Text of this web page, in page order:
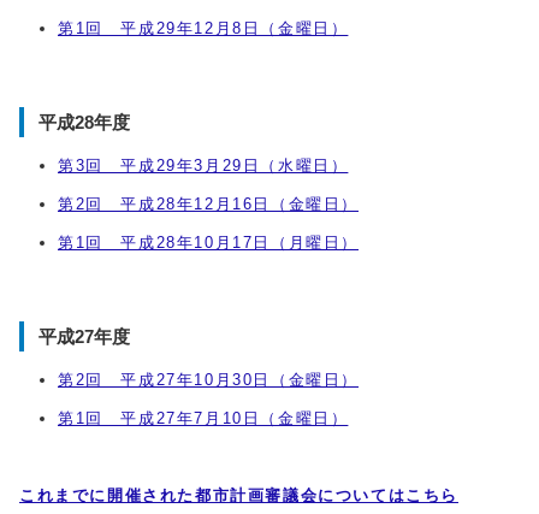
第1回 平成29年12月8日（金曜日）
平成28年度
第3回 平成29年3月29日（水曜日）
第2回 平成28年12月16日（金曜日）
第1回 平成28年10月17日（月曜日）
平成27年度
第2回 平成27年10月30日（金曜日）
第1回 平成27年7月10日（金曜日）
これまでに開催された都市計画審議会についてはこちら